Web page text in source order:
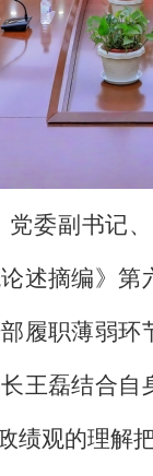
委副书记
述摘编》
履职薄弱
王磊结合
观的理解